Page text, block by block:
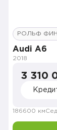
РОЛЬФ
Audi A6
2018
3 310
186600 км